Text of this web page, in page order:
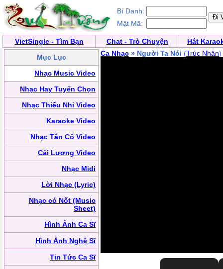
Bí Danh:
Mật Mã:
VietSingle - Tìm Bạn Chat - Trò Chuyện
Hát
Mục Lục
Nhạc Music Video
Nhạc Hay Tuyển Chọn
Nhạc Thiếu Nhi Video
Karaoke Video
Nhạc Tân Cổ Video
Cải Lương Video
Nhạc Midi
Lời Nhạc (Lyric)
Nhạc có Nốt (Music
Sheet)
Hình Ảnh Ca Sĩ
Hình Ảnh Nghệ Sĩ
Tin Tức Ca Sĩ
Ca Nhạc » Người Ta Nói (Trúc Nhân)